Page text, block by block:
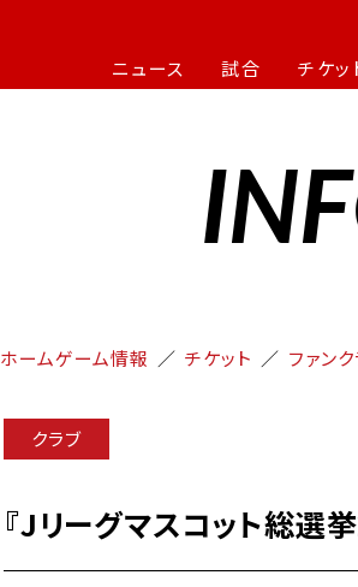
ニュース 試合 チケッ
ホームゲーム情報 チケット ファン
クラブ
『Jリーグマスコット総選